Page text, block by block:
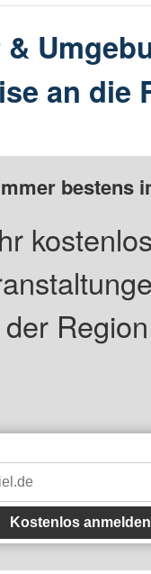
an die
bestens
Kostenlos anmelden